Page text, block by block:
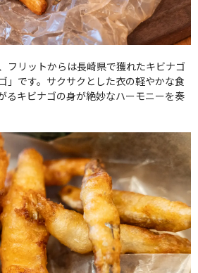
フリットからは長崎県で獲れたキビナゴ
」です。サクサクとした衣の軽やかな食
るキビナゴの身が絶妙なハーモニーを奏